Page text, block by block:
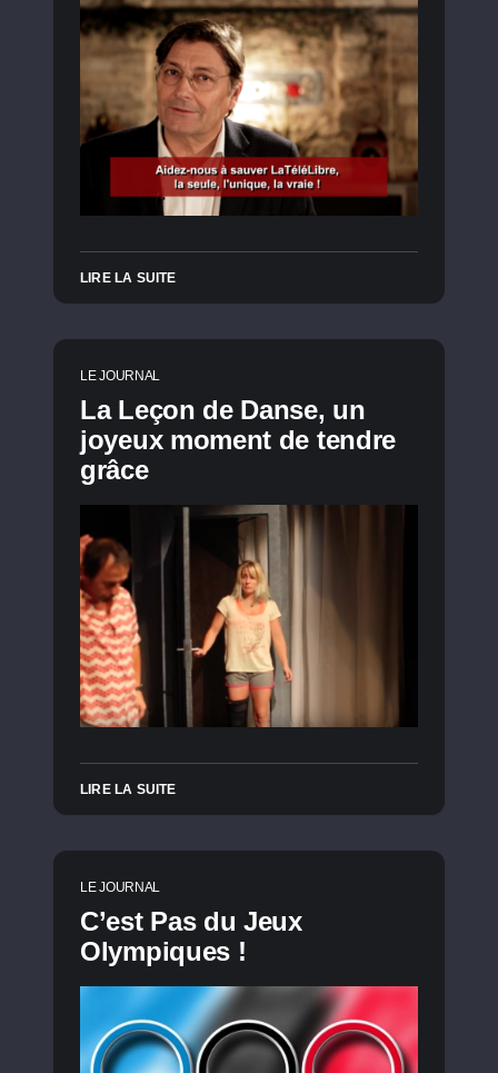
LIRE LA SUITE
LE JOURNAL
La Leçon de Danse, un
joyeux moment de tendre
grâce
LIRE LA SUITE
LE JOURNAL
C’est Pas du Jeux
Olympiques !